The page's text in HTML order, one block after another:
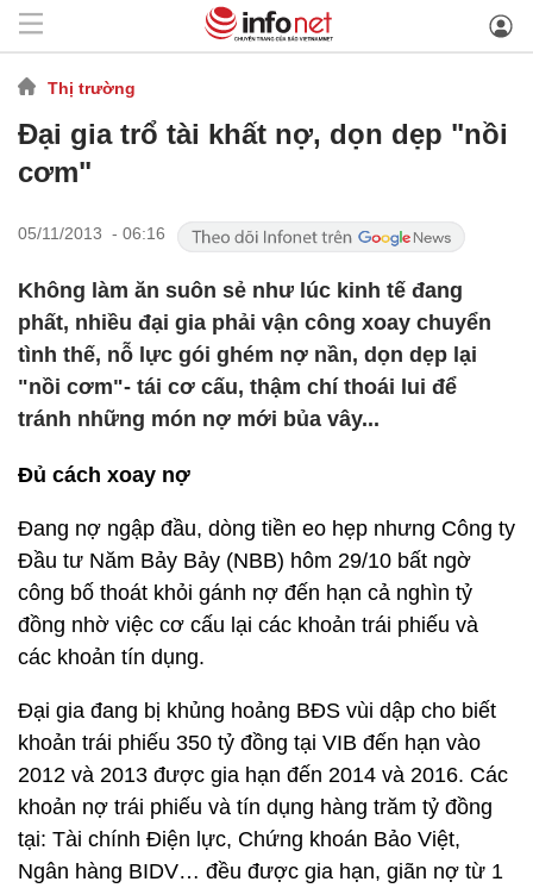
Thị trường
Đại gia trổ tài khất nợ, dọn dẹp "nồi
cơm"
05/11/2013 - 06:16
Không làm ăn suôn sẻ như lúc kinh tế đang
phất, nhiều đại gia phải vận công xoay chuyển
tình thế, nỗ lực gói ghém nợ nần, dọn dẹp lại
"nồi cơm"- tái cơ cấu, thậm chí thoái lui để
tránh những món nợ mới bủa vây...
Đủ cách xoay nợ
Đang nợ ngập đầu, dòng tiền eo hẹp nhưng Công ty
Đầu tư Năm Bảy Bảy (NBB) hôm 29/10 bất ngờ
công bố thoát khỏi gánh nợ đến hạn cả nghìn tỷ
đồng nhờ việc cơ cấu lại các khoản trái phiếu và
các khoản tín dụng.
Đại gia đang bị khủng hoảng BĐS vùi dập cho biết
khoản trái phiếu 350 tỷ đồng tại VIB đến hạn vào
2012 và 2013 được gia hạn đến 2014 và 2016. Các
khoản nợ trái phiếu và tín dụng hàng trăm tỷ đồng
tại: Tài chính Điện lực, Chứng khoán Bảo Việt,
Ngân hàng BIDV… đều được gia hạn, giãn nợ từ 1